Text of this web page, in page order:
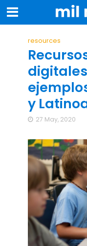
resources
y
27 May, 2020